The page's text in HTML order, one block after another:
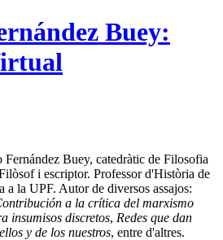
Buey:
Fernández Buey, catedràtic de Filosofia
i escriptor. Professor d'Història de
a la UPF. Autor de diversos assajos:
a la crítica del marxismo
insumisos discretos, Redes que dan
y de los nuestros, entre d'altres.